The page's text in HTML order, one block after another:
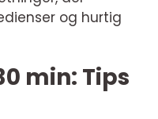
og hurtig
min: Tips